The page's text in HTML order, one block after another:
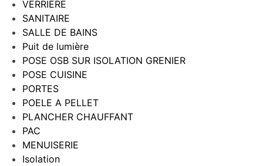
VERRIERE
SANITAIRE
SALLE DE BAINS
Puit de lumière
POSE OSB SUR ISOLATION GRENIER
POSE CUISINE
PORTES
POELE A PELLET
PLANCHER CHAUFFANT
PAC
MENUISERIE
Isolation